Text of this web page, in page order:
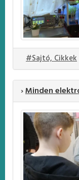
#Sajtó, Cikkek
›Minden